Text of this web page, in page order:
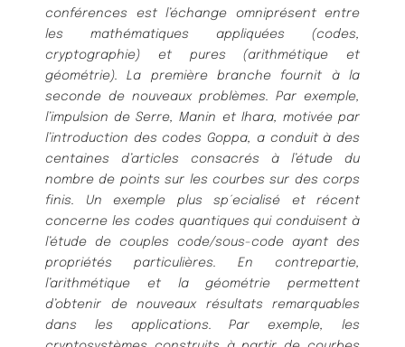
conférences est l’échange omniprésent entre
les mathématiques appliquées (codes,
cryptographie) et pures (arithmétique et
géométrie). La première branche fournit à la
seconde de nouveaux problèmes. Par exemple,
l’impulsion de Serre, Manin et Ihara, motivée par
l’introduction des codes Goppa, a conduit à des
centaines d’articles consacrés à l’étude du
nombre de points sur les courbes sur des corps
finis. Un exemple plus sp´ecialisé et récent
concerne les codes quantiques qui conduisent à
l’étude de couples code/sous-code ayant des
propriétés particulières. En contrepartie,
l’arithmétique et la géométrie permettent
d’obtenir de nouveaux résultats remarquables
dans les applications. Par exemple, les